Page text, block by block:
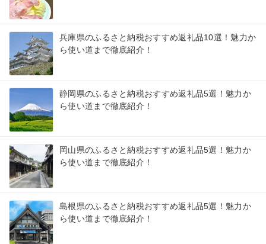
兵庫県のふるさと納税おすすめ返礼品10選！魅力か
ら使い道まで徹底紹介！
静岡県のふるさと納税おすすめ返礼品5選！魅力か
ら使い道まで徹底紹介！
岡山県のふるさと納税おすすめ返礼品5選！魅力か
ら使い道まで徹底紹介！
島根県のふるさと納税おすすめ返礼品5選！魅力か
ら使い道まで徹底紹介！